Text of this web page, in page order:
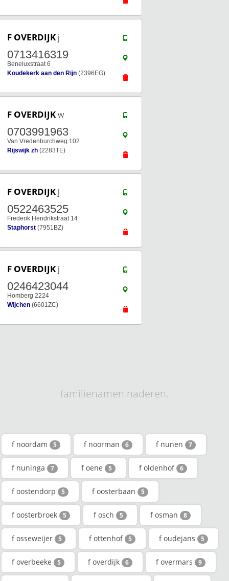
F OVERDIJK j
0713416319
Beneluxstraat 6
Koudekerk aan den Rijn (2396EG)
F OVERDIJKw
0703991963
Van Vredenburchweg 102
Rijswijk zh (2283TE)
F OVERDIJK j
0522463525
Frederik Hendrikstraat 14
Staphorst (7951BZ)
F OVERDIJK j
0246423044
Homberg 2224
Wijchen (6601ZC)
familienamen naderen.
f noordam 5 f noorman 6 f nunen 7
f nuninga 7 f oene 5 f oldenhof 6
f oostendorp 5 f oosterbaan 5
f oosterbroek 5 f osch 5 f osman 8
f osseweijer 5 f ottenhof 5 f oudejans 5
f overbeeke 5 f overdijk 6 f overmars 9